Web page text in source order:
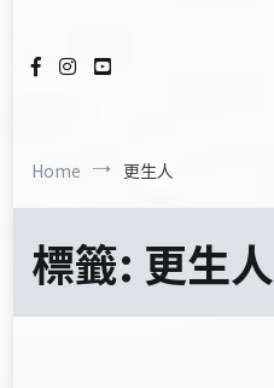
Home 更生人
標籤: 更生人